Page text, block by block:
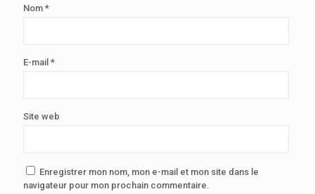
Nom *
E-mail *
Site web
Enregistrer mon nom, mon e-mail et mon site dans le
navigateur pour mon prochain commentaire.